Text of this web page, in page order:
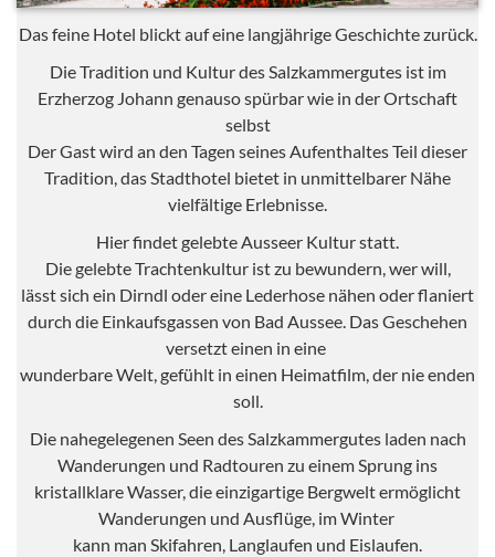
Das feine Hotel blickt auf eine langjährige Geschichte zurück.
Die Tradition und Kultur des Salzkammergutes ist im
Erzherzog Johann genauso spürbar wie in der Ortschaft
selbst
Der Gast wird an den Tagen seines Aufenthaltes Teil dieser
Tradition, das Stadthotel bietet in unmittelbarer Nähe
vielfältige Erlebnisse.
Hier findet gelebte Ausseer Kultur statt.
Die gelebte Trachtenkultur ist zu bewundern, wer will,
lässt sich ein Dirndl oder eine Lederhose nähen oder flaniert
durch die Einkaufsgassen von Bad Aussee. Das Geschehen
versetzt einen in eine
wunderbare Welt, gefühlt in einen Heimatfilm, der nie enden
soll.
Die nahegelegenen Seen des Salzkammergutes laden nach
Wanderungen und Radtouren zu einem Sprung ins
kristallklare Wasser, die einzigartige Bergwelt ermöglicht
Wanderungen und Ausflüge, im Winter
kann man Skifahren, Langlaufen und Eislaufen.